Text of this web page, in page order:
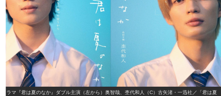
ドラマ『君は夏のなか』ダブル主演（左から）奥智哉、杢代和人（C）古矢渚・一迅社／「君は夏